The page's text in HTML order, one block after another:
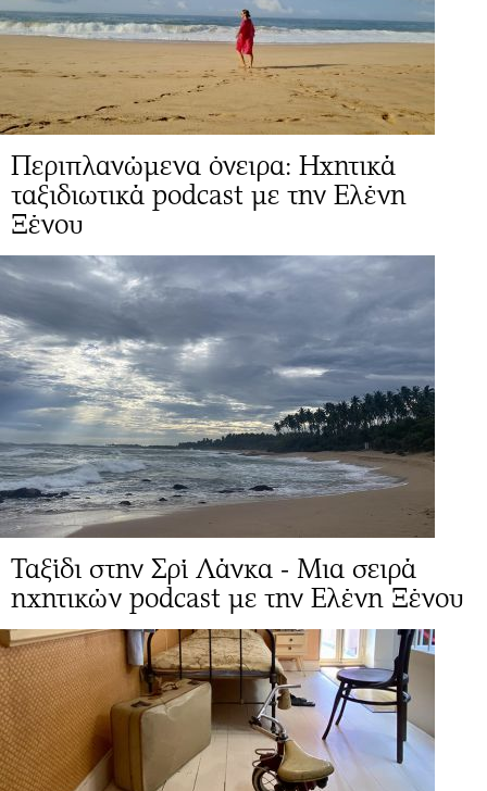
Περιπλανώμενα όνειρα: Ηχητικά
ταξιδιωτικά podcast με την Ελένη
Ξένου
Ταξίδι στην Σρί Λάνκα - Μια σειρά
ηχητικών podcast με την Ελένη Ξένου